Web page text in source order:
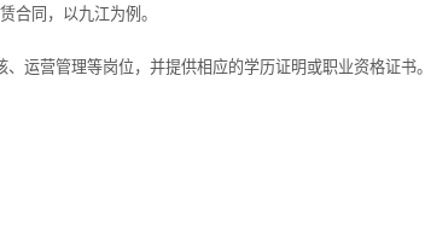
同，以九江为例。
营管理等岗位，并提供相应的学历证明或职业资格证书。